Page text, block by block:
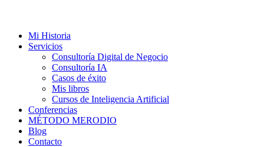
Mi Historia
Servicios
Consultoría Digital de Negocio
Consultoría IA
Casos de éxito
Mis libros
Cursos de Inteligencia Artificial
Conferencias
MÉTODO MERODIO
Blog
Contacto